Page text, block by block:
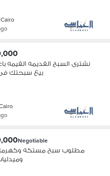
نشترى السبح القديمه القيمه
بيع سبحتك
Negotiable
مطلوب سبح مستكه